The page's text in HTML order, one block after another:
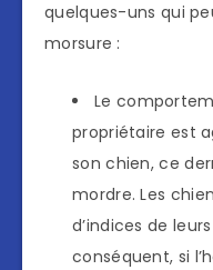
quelques-uns qui
morsure :
Le
propriétaire est
son chien, ce
mordre. Les
d’indices de
conséquent, si